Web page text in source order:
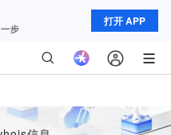
打开 APP